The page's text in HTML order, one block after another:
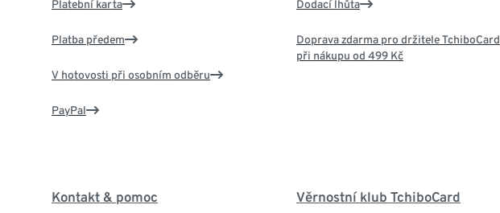
Platební karta
Platba předem
V hotovosti při osobním odběru
PayPal
Dodací lhůta
Doprava zdarma pro držitele TchiboCard
při nákupu od 499 Kč
Kontakt & pomoc Věrnostní klub TchiboCard